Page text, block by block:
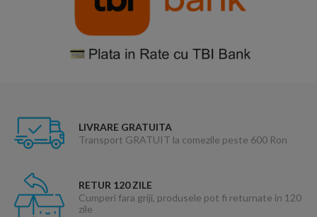
LIVRARE GRATUITA
Transport GRATUIT la comezile peste 600 Ron
RETUR 120 ZILE
Cumperi fara griji, produsele pot fi returnate in 120
zile